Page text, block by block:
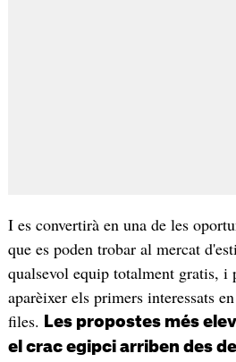
I es convertirà en una de les
que es poden trobar al mercat
qualsevol equip totalment gratis, i
aparèixer els primers interessats
files.
Les propostes més
el crac egipci arriben des de